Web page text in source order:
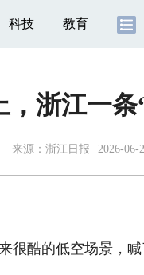
科技 教育
，浙江一
来源： 浙江日报 2026-06-
酷的低空场景，喊